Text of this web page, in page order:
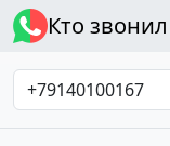
Кто звонил